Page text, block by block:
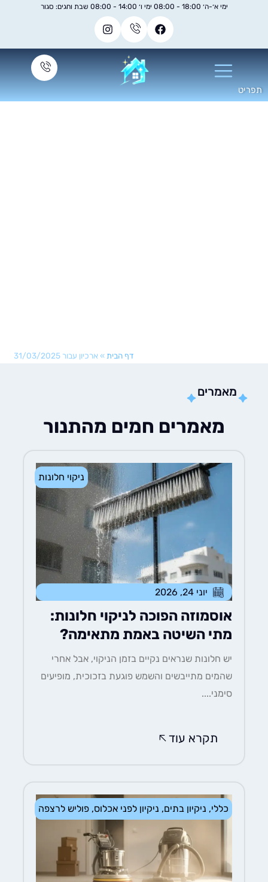
»ארכיון עבור 31/03/2025
מאמרים חמים מהתנור
ניקוי חלונות
יוני 24, 2026
אוסמוזה הפוכה לניקוי חלונות:
מתי השיטה באמת מתאימה?
יש חלונות שנראים נקיים בזמן הניקוי, אבל אחרי
שהמים מתייבשים והשמש פוגעת בזכוכית, מופיעים
תקרא עוד
ניקיון בתים,ניקיון לפני אכלוס,פוליש לרצפה